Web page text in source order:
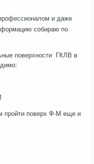
и даже
собираю по
поверхности ГКЛВ в
пройти поверх Ф-М еще и